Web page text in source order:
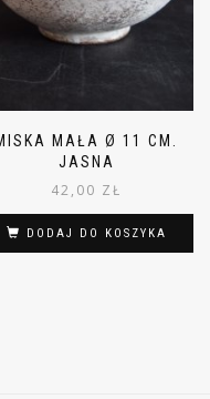
MAŁA Ø 11 CM.
JASNA
42,00 ZŁ
DODAJ DO KOSZYKA